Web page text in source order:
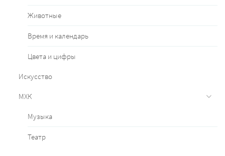
Животные
Время и календарь
Цвета и цифры
Искусство
МХК
Музыка
Театр